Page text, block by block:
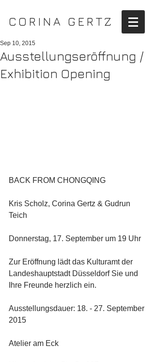
CORINA GERTZ
Ausstellungseröffnung /
Exhibition Opening
Sep 10, 2015
BACK FROM CHONGQING
Kris Scholz, Corina Gertz & Gudrun
Teich
Donnerstag, 17. September um 19 Uhr
Zur Eröffnung lädt das Kulturamt der
Landeshauptstadt Düsseldorf Sie und
Ihre Freunde herzlich ein.
Ausstellungsdauer: 18. - 27. September
2015
Atelier am Eck